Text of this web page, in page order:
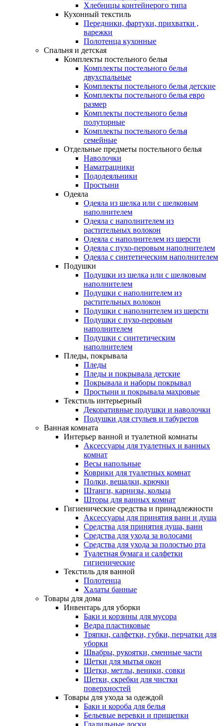
Хлебницы контейнерого типа
Кухонный текстиль
Передники, фартуки, прихватки ,
варежки
Полотенца кухонные
Спальня и детская
Комплекты постельного белья
Комплекты постельного белья
двухспальные
Комплекты постельного белья детские
Комплекты постельного белья евро
размер
Комплекты постельного белья
полуторные
Комплекты постельного белья
семейные
Отдельные предметы постельного белья
Наволочки
Наматрацники
Пододеяльники
Простыни
Одеяла
Одеяла из шелка или с шелковым
наполнителем
Одеяла с наполнителем из
растительных волокон
Одеяла с наполнителем из шерсти
Одеяла с пухо-перовым наполнителем
Одеяла с синтетическим наполнителем
Подушки
Подушки из шелка или с шелковым
наполнителем
Подушки с наполнителем из
растительных волокон
Подушки с наполнителем из шерсти
Подушки с пухо-перовым
наполнителем
Подушки с синтетическим
наполнителем
Пледы, покрывала
Пледы
Пледы и покрывала детские
Покрывала и наборы покрывал
Простыни и покрывала махровые
Текстиль интерьерный
Декоративные подушки и наволочки
Подушки для стульев и табуретов
Ванная комната
Интерьер ванной и туалетной комнаты
Аксессуары для туалетных и ванных
комнат
Весы напольные
Коврики для туалетных комнат
Полки, вешалки, крючки
Штанги, карнизы, кольца
Шторы для ванных комнат
Гигиенические средства и принадлежности
Аксессуары для принятия ванн и душа
Средства для принятия душа, ванн
Средства для ухода за волосами
Средства для ухода за полостью рта
Туалетная бумага и салфетки
гигиенические
Текстиль для ванной
Полотенца
Халаты банные
Товары для дома
Инвентарь для уборки
Баки и корзины для мусора
Ведра пластиковые
Тряпки, салфетки, губки, перчатки для
уборки
Швабры, рукоятки, сменные части
Щетки для мытья окон
Щетки, метлы, веники, совки
Щетки, скребки для чистки
поверхностей
Товары для ухода за одеждой
Баки и короба для белья
Бельевые веревки и прищепки
Гладильные доски